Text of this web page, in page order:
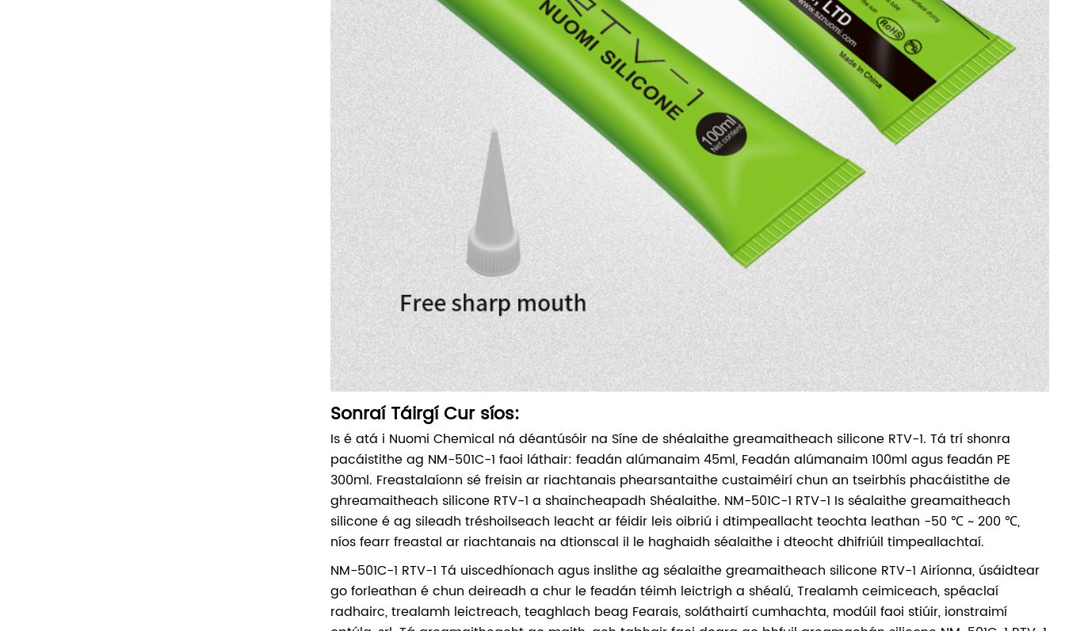
Sonraí Táirgí Cur síos:
Is é atá i Nuomi Chemical ná déantúsóir na Síne de shéalaithe greamaitheach silicone RTV-1. Tá trí shonra
pacáistithe ag NM-501C-1 faoi láthair: feadán alúmanaim 45ml, Feadán alúmanaim 100ml agus feadán PE
300ml. Freastalaíonn sé freisin ar riachtanais phearsantaithe custaiméirí chun an tseirbhís phacáistithe de
ghreamaitheach silicone RTV-1 a shaincheapadh Shéalaithe. NM-501C-1 RTV-1 Is séalaithe greamaitheach
silicone é ag sileadh tréshoilseach leacht ar féidir leis oibriú i dtimpeallacht teochta leathan -50 ℃ ~ 200 ℃,
níos fearr freastal ar riachtanais na dtionscal il le haghaidh séalaithe i dteocht dhifriúil timpeallachtaí.
NM-501C-1 RTV-1 Tá uiscedhíonach agus inslithe ag séalaithe greamaitheach silicone RTV-1 Airíonna, úsáidtear
go forleathan é chun deireadh a chur le feadán téimh leictrigh a shéalú, Trealamh ceimiceach, spéaclaí
radhairc, trealamh leictreach, teaghlach beag Fearais, soláthairtí cumhachta, modúil faoi stiúir, ionstraimí